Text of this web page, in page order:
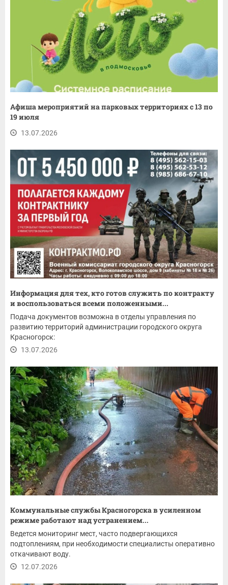
Афиша мероприятий на парковых территориях с 13 по
19 июля
13.07.2026
Информация для тех, кто готов служить по контракту
и воспользоваться всеми положенными...
Подача документов возможна в отделы управления по
развитию территорий администрации городского округа
Красногорск:
13.07.2026
Коммунальные службы Красногорска в усиленном
режиме работают над устранением...
Ведется мониторинг мест, часто подвергающихся
подтоплениям, при необходимости специалисты оперативно
откачивают воду.
12.07.2026